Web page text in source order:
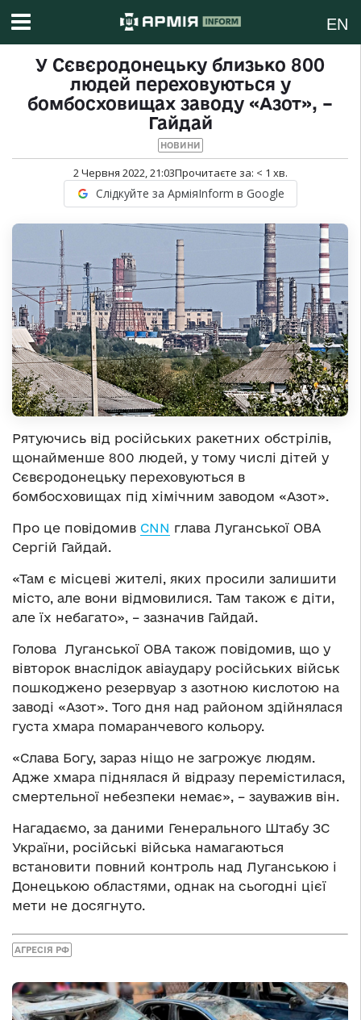
EN
У Сєвєродонецьку близько 800
людей переховуються у
бомбосховищах заводу «Азот», –
Гайдай
НОВИНИ
2 Червня 2022, 21:03Прочитаєте за: < 1 хв.
Слідкуйте за АрміяInform в Google
Рятуючись від російських ракетних обстрілів,
щонайменше 800 людей, у тому числі дітей у
Сєвєродонецьку переховуються в
бомбосховищах під хімічним заводом «Азот».
Про це повідомив CNN глава Луганської ОВА
Сергій Гайдай.
«Там є місцеві жителі, яких просили залишити
місто, але вони відмовилися. Там також є діти,
але їх небагато», – зазначив Гайдай.
Голова Луганської ОВА також повідомив, що у
вівторок внаслідок авіаудару російських військ
пошкоджено резервуар з азотною кислотою на
заводі «Азот». Того дня над районом здійнялася
густа хмара помаранчевого кольору.
«Слава Богу, зараз ніщо не загрожує людям.
Адже хмара піднялася й відразу перемістилася,
смертельної небезпеки немає», – зауважив він.
Нагадаємо, за даними Генерального Штабу ЗС
України, російські війська намагаються
встановити повний контроль над Луганською і
Донецькою областями, однак на сьогодні цієї
мети не досягнуто.
АГРЕСІЯ РФ